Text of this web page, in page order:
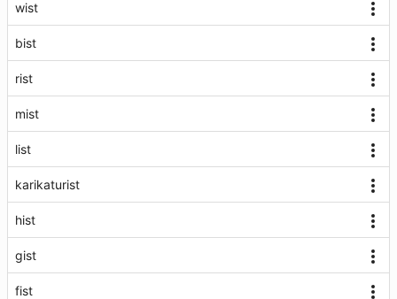
wist
bist
rist
mist
list
karikaturist
hist
gist
fist